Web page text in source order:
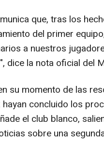
que, tras los
del primer
a nuestros
dice la nota oficial del
su momento de las
hayan concluido los
el club blanco,
sobre una